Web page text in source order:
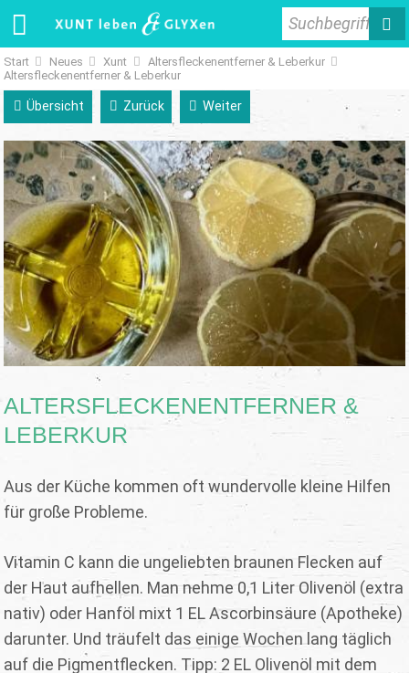
Suchbegriff
Start Neues Xunt
Altersfleckenentferner & Leberkur
Altersfleckenentferner & Leberkur
Übersicht Zurück Weiter
ALTERSFLECKENENTFERNER &
LEBERKUR
Aus der Küche kommen oft wundervolle kleine Hilfen
für große Probleme.
Vitamin C kann die ungeliebten braunen Flecken auf
der Haut aufhellen. Man nehme 0,1 Liter Olivenöl (extra
nativ) oder Hanföl mixt 1 EL Ascorbinsäure (Apotheke)
darunter. Und träufelt das einige Wochen lang täglich
auf die Pigmentflecken. Tipp: 2 EL Olivenöl mit dem